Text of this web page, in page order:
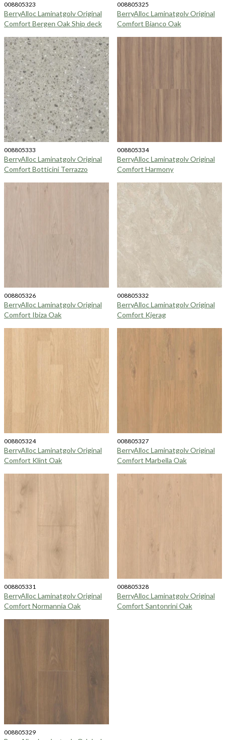
008805323
BerryAlloc Laminatgolv Original
Comfort Bergen Oak Ship deck
008805325
BerryAlloc Laminatgolv Original
Comfort Bianco Oak
008805333
BerryAlloc Laminatgolv Original
Comfort Botticini Terrazzo
008805334
BerryAlloc Laminatgolv Original
Comfort Harmony
008805326
BerryAlloc Laminatgolv Original
Comfort Ibiza Oak
008805332
BerryAlloc Laminatgolv Original
Comfort Kjerag
008805324
BerryAlloc Laminatgolv Original
Comfort Klint Oak
008805327
BerryAlloc Laminatgolv Original
Comfort Marbella Oak
008805331
BerryAlloc Laminatgolv Original
Comfort Normannia Oak
008805328
BerryAlloc Laminatgolv Original
Comfort Santonrini Oak
008805329